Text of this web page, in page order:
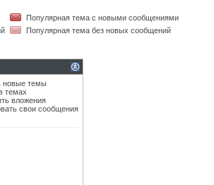
Популярная тема с новыми сообщениями
Популярная тема без новых сообщений
новые темы
темах
вложения
свои сообщения